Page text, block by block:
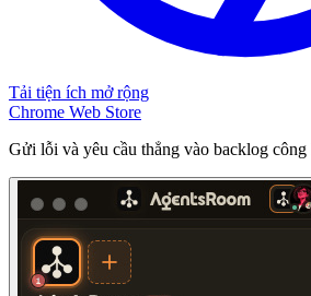
Tải tiện ích mở rộng
Chrome Web Store
Gửi lỗi và yêu cầu thẳng vào backlog công